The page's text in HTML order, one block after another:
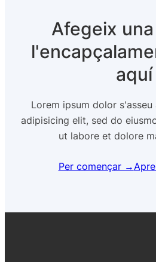
Afegeix
aquí
Lorem ipsum dolor
adipisicing elit, sed do
ut labore et dolore
Per començar →